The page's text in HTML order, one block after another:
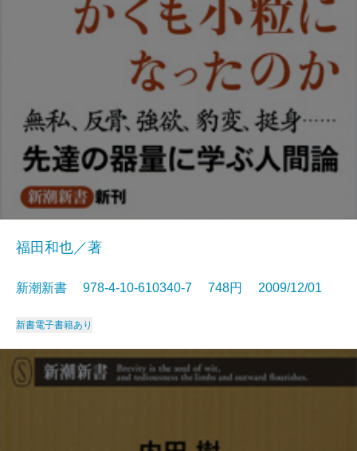
福田和也／著
新潮新書 978-4-10-610340-7 748円 2009/12/01
新書電子書籍あり